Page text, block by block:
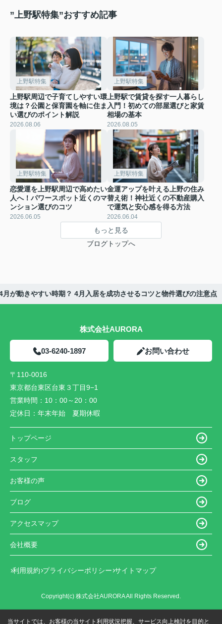
”上野駅特集”おすすめ記事
上野駅特集
上野駅周辺で子育てしやすい環
境は？公園と保育園を軸に住ま
い選びのポイント解説
2026.08.06
上野駅特集
上野駅で賃貸を探す一人暮らし
入門！初めての部屋選びと家賃
相場の基本
2026.08.05
上野駅特集
恋愛運を上野駅周辺で高めたい
人へ！パワースポット近くのマ
ンション選びのコツ
2026.06.05
上野駅特集
金運アップを叶える上野の住み
替え術！神社近くの不動産購入
で運気と安心感を得る方法
2026.06.04
もっと見る
ブログトップへ
月が動きやすい時期？ 4月入居を成功させるコツと物件選びの注意点
株式会社AURORA
03-6240-1897 お問い合わせ
〒110-0016
東京都台東区台東３丁目9−1
営業時間： 10：00～20：00
定休日： 年末年始 夏期休暇
トップページ
スタッフ
お客様の声
ブログ
アクセスマップ
会社概要
利用規約 プライバシーポリシー サイトマップ
Copyright(c) 株式会社AURORA All Rights Reserved.
当サイトでは、お客様の当サイト利用状況把握、サービス向上検討を目的と